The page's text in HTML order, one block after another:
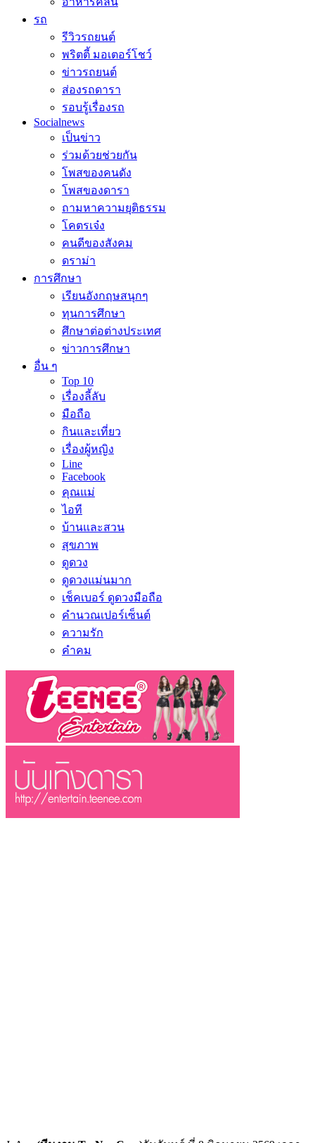
รถ
รีวิวรถยนต์
พริตตี้ มอเตอร์โชว์
ข่าวรถยนต์
ส่องรถดารา
รอบรู้เรื่องรถ
Socialnews
เป็นข่าว
ร่วมด้วยช่วยกัน
โพสของคนดัง
โพสของดารา
ถามหาความยุติธรรม
โคตรเจ๋ง
คนดีของสังคม
ดราม่า
การศึกษา
เรียนอังกฤษสนุกๆ
ทุนการศึกษา
ศึกษาต่อต่างประเทศ
ข่าวการศึกษา
อื่น ๆ
Top 10
เรื่องลี้ลับ
มือถือ
กินและเที่ยว
เรื่องผู้หญิง
Line
Facebook
คุณแม่
ไอที
บ้านและสวน
สุขภาพ
ดูดวง
ดูดวงแม่นมาก
เช็คเบอร์ ดูดวงมือถือ
คำนวณเปอร์เซ็นต์
ความรัก
คำคม